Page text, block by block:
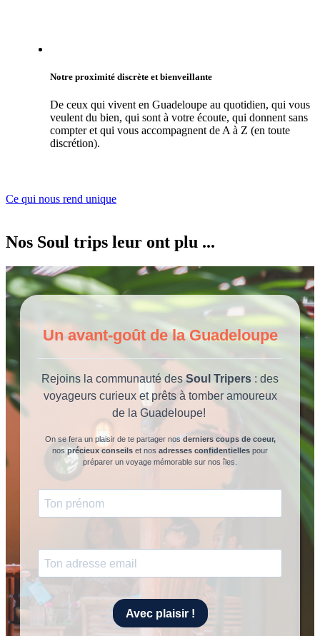
Notre proximité discrète et bienveillante
De ceux qui vivent en Guadeloupe au quotidien, qui vous
veulent du bien, qui sont à votre écoute, qui donnent sans
compter et qui vous accompagnent de A à Z (en toute
discrétion).
Ce qui nous rend unique
Nos Soul trips leur ont plu ...